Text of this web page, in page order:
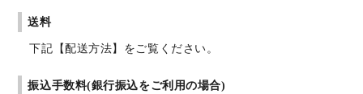
送料
下記【配送方法】をご覧ください。
振込手数料(銀行振込をご利用の場合)